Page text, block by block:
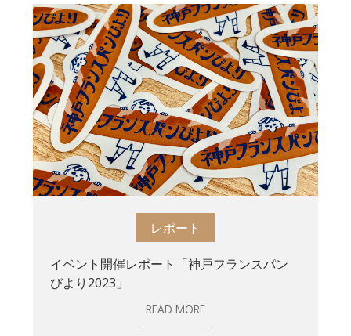
レポート
イベント開催レポート「神戸フランスパン
びより2023」
READ MORE